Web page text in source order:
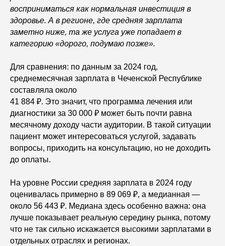
восприниматься как нормальная инвестиция в
здоровье. А в регионе, где средняя зарплата
заметно ниже, та же услуга уже попадает в
категорию «дорого, подумаю позже».
Для сравнения: по данным за 2024 год,
среднемесячная зарплата в Чеченской Республике
составляла около
41 884 ₽. Это значит, что программа лечения или
диагностики за 30 000 ₽ может быть почти равна
месячному доходу части аудитории. В такой ситуации
пациент может интересоваться услугой, задавать
вопросы, приходить на консультацию, но не доходить
до оплаты.
На уровне России средняя зарплата в 2024 году
оценивалась примерно в 89 069 ₽, а медианная —
около 56 443 ₽. Медиана здесь особенно важна: она
лучше показывает реальную середину рынка, потому
что не так сильно искажается высокими зарплатами в
отдельных отраслях и регионах.